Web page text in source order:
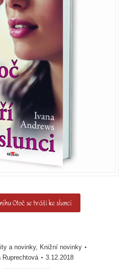
Otoč se tváří ke slunci
a novinky, Knižní novinky
Ruprechtová 3.12.2018